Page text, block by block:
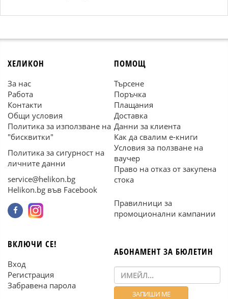
ХЕЛИКОН
За нас
Работа
Контакти
Общи условия
Политика за използване на
"бисквитки"
Политика за сигурност на
личните данни
service@helikon.bg
Helikon.bg във Facebook
ПОМОЩ
Търсене
Поръчка
Плащания
Доставка
Данни за клиента
Как да свалим е-книги
Условия за ползване на
ваучер
Право на отказ от закупена
стока
Правилници за
промоционални кампании
ВКЛЮЧИ СЕ!
Вход
Регистрация
Забравена парола
АБОНАМЕНТ ЗА БЮЛЕТИН